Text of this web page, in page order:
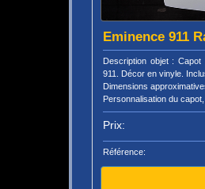
Eminence 911
Description objet :
911. Décor en vinyle.
Dimensions
Personnalisation du
Prix:
Référence: